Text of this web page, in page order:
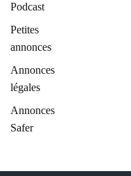
Podcast
Petites
annonces
Annonces
légales
Annonces
Safer